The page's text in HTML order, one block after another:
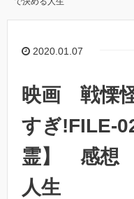
2020.01.07
映画 戦慄
すぎ!FILE-
霊】 感想
人生